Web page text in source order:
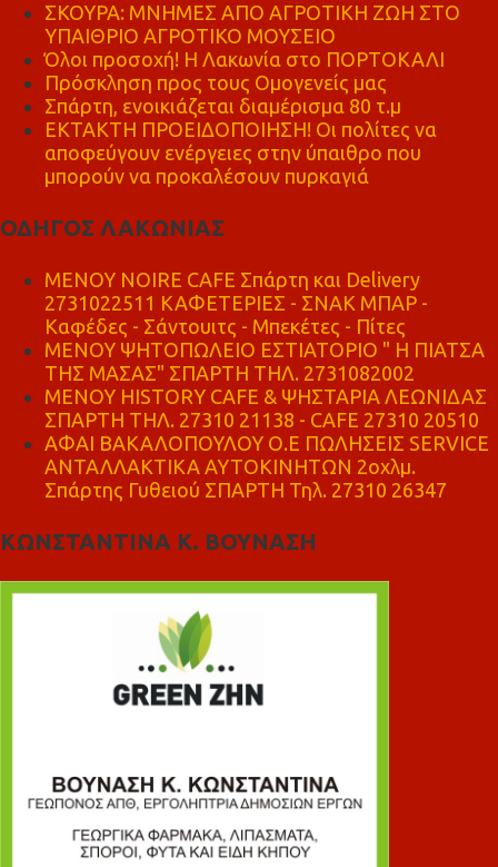
ΣΚΟΥΡΑ: ΜΝΗΜΕΣ ΑΠΟ ΑΓΡΟΤΙΚΗ ΖΩΗ ΣΤΟ
ΥΠΑΙΘΡΙΟ ΑΓΡΟΤΙΚΟ ΜΟΥΣΕΙΟ
Όλοι προσοχή! Η Λακωνία στο ΠΟΡΤΟΚΑΛΙ
Πρόσκληση προς τους Ομογενείς μας
Σπάρτη, ενοικιάζεται διαμέρισμα 80 τ.μ
ΕΚΤΑΚΤΗ ΠΡΟΕΙΔΟΠΟΙΗΣΗ! Οι πολίτες να
αποφεύγουν ενέργειες στην ύπαιθρο που
μπορούν να προκαλέσουν πυρκαγιά
ΟΔΗΓΟΣ ΛΑΚΩΝΙΑΣ
MENOY NOIRE CAFE Σπάρτη και Delivery
2731022511 ΚΑΦΕΤΕΡΙΕΣ - ΣΝΑΚ ΜΠΑΡ -
Καφέδες - Σάντουιτς - Μπεκέτες - Πίτες
ΜΕΝΟΥ ΨΗΤΟΠΩΛΕΙΟ ΕΣΤΙΑΤΟΡΙΟ " Η ΠΙΑΤΣΑ
ΤΗΣ ΜΑΣΑΣ" ΣΠΑΡΤΗ ΤΗΛ. 2731082002
ΜΕΝΟΥ HISTORY CAFE & ΨΗΣΤΑΡΙΑ ΛΕΩΝΙΔΑΣ
ΣΠΑΡΤΗ ΤΗΛ. 27310 21138 - CAFE 27310 20510
ΑΦΑΙ ΒΑΚΑΛΟΠΟΥΛΟΥ Ο.Ε ΠΩΛΗΣΕΙΣ SERVICE
ΑΝΤΑΛΛΑΚΤΙΚΑ ΑΥΤΟΚΙΝΗΤΩΝ 2οχλμ.
Σπάρτης Γυθειού ΣΠΑΡΤΗ Τηλ. 27310 26347
ΚΩΝΣΤΑΝΤΙΝΑ Κ. ΒΟΥΝΑΣΗ